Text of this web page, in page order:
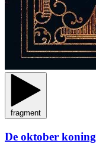
fragment
De oktober koning